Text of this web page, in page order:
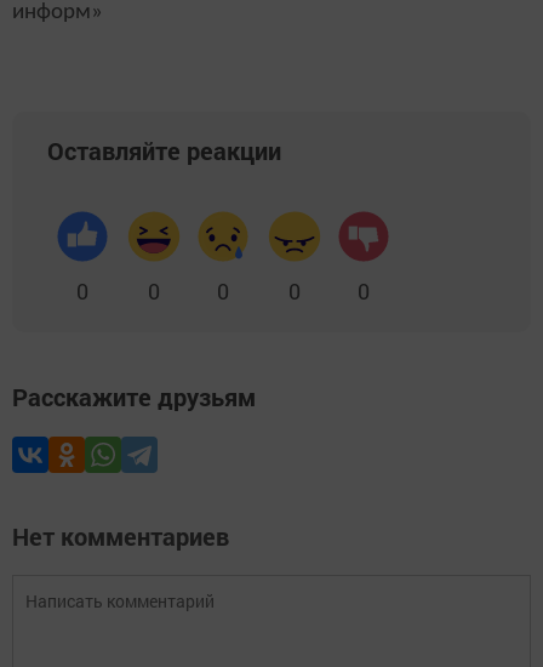
информ»
Оставляйте реакции
0 0 0 0 0
Расскажите друзьям
Нет комментариев